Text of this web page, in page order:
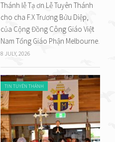
Thánh lễ Tạ ơn Lễ Tuyên Thánh
cho cha F.X Trương Bửu Diệp,
của Cộng Đồng Công Giáo Việt
Nam Tổng Giáo Phận Melbourne.
8 JULY, 2026
TIN TUYÊN THÁNH